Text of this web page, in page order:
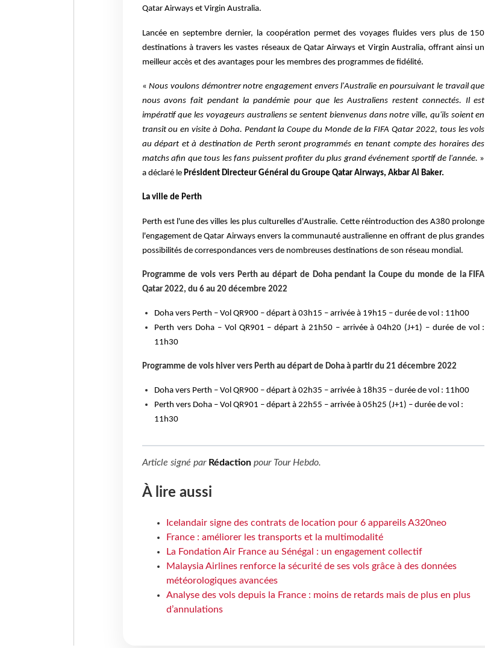
Qatar Airways et Virgin Australia.
Lancée en septembre dernier, la coopération permet des voyages fluides vers plus de 150
destinations à travers les vastes réseaux de Qatar Airways et Virgin Australia, offrant ainsi un
meilleur accès et des avantages pour les membres des programmes de fidélité.
«Nous voulons démontrer notre engagement envers l'Australie en poursuivant le travail que
nous avons fait pendant la pandémie pour que les Australiens restent connectés. Il est
impératif que les voyageurs australiens se sentent bienvenus dans notre ville, qu'ils soient en
transit ou en visite à Doha. Pendant la Coupe du Monde de la FIFA Qatar 2022, tous les vols
au départ et à destination de Perth seront programmés en tenant compte des horaires des
matchs afin que tous les fans puissent profiter du plus grand événement sportif de l'année. »
a déclaré le Président Directeur Général du Groupe Qatar Airways, Akbar Al Baker.
La ville de Perth
Perth est l'une des villes les plus culturelles d'Australie. Cette réintroduction des A380 prolonge
l'engagement de Qatar Airways envers la communauté australienne en offrant de plus grandes
possibilités de correspondances vers de nombreuses destinations de son réseau mondial.
Programme de vols vers Perth au départ de Doha pendant la Coupe du monde de la FIFA
Qatar 2022, du 6 au 20 décembre 2022
Doha vers Perth – Vol QR900 – départ à 03h15 – arrivée à 19h15 – durée de vol : 11h00
Perth vers Doha – Vol QR901 – départ à 21h50 – arrivée à 04h20 (J+1) – durée de vol :
11h30
Programme de vols hiver vers Perth au départ de Doha à partir du 21 décembre 2022
Doha vers Perth – Vol QR900 – départ à 02h35 – arrivée à 18h35 – durée de vol : 11h00
Perth vers Doha – Vol QR901 – départ à 22h55 – arrivée à 05h25 (J+1) – durée de vol :
11h30
Article signé par Rédactionpour Tour Hebdo.
À lire aussi
Icelandair signe des contrats de location pour 6 appareils A320neo
France : améliorer les transports et la multimodalité
La Fondation Air France au Sénégal : un engagement collectif
Malaysia Airlines renforce la sécurité de ses vols grâce à des données
météorologiques avancées
Analyse des vols depuis la France : moins de retards mais de plus en plus
d’annulations